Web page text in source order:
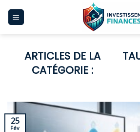
25
Fév